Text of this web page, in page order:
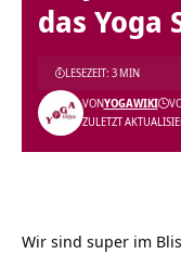
das Yoga
ZULETZT
VONYOGAWIKI
LESEZEIT: 3 MIN
Wir sind super im